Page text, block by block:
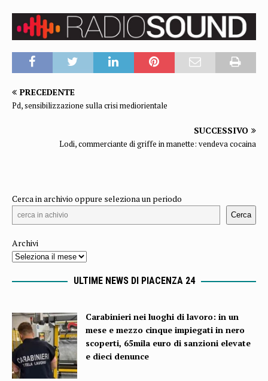
PRECEDENTE
Pd, sensibilizzazione sulla crisi mediorientale
SUCCESSIVO
Lodi, commerciante di griffe in manette: vendeva cocaina
Cerca in archivio oppure seleziona un periodo
Cerca
Archivi
ULTIME NEWS DI PIACENZA 24
Carabinieri nei luoghi di lavoro: in un
mese e mezzo cinque impiegati in nero
scoperti, 65mila euro di sanzioni elevate
e dieci denunce